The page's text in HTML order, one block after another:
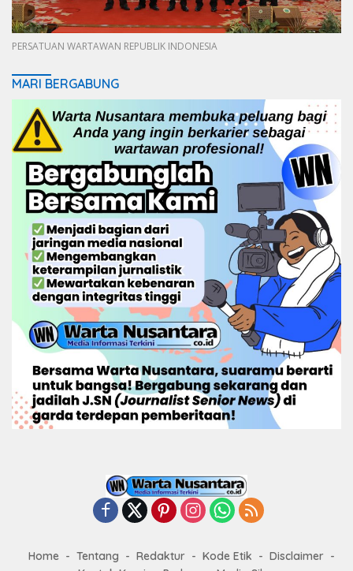
PERSATUAN WARTAWAN REPUBLIK INDONESIA
MARI BERGABUNG
Home Tentang Redaktur Kode Etik
Disclaimer